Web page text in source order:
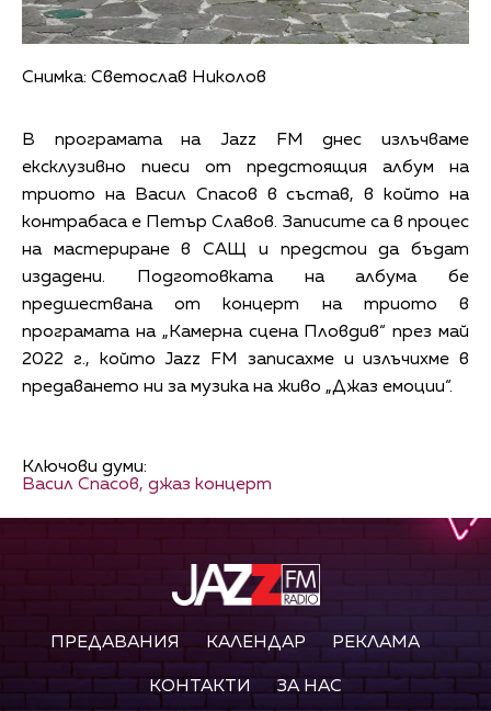
Снимка: Светослав Николов
В програмата на Jazz FM днес излъчваме
ексклузивно пиеси от предстоящия албум на
триото на Васил Спасов в състав, в който на
контрабаса е Петър Славов. Записите са в процес
на мастериране в САЩ и предстои да бъдат
издадени. Подготовката на албума бе
предшествана от концерт на триото в
програмата на „Камерна сцена Пловдив“ през май
2022 г., който Jazz FM записахме и излъчихме в
предаването ни за музика на живо „Джаз емоции“.
Ключови думи:
Васил Спасов, джаз концерт
ПРЕДАВАНИЯ КАЛЕНДАР РЕКЛАМА
КОНТАКТИ ЗА НАС